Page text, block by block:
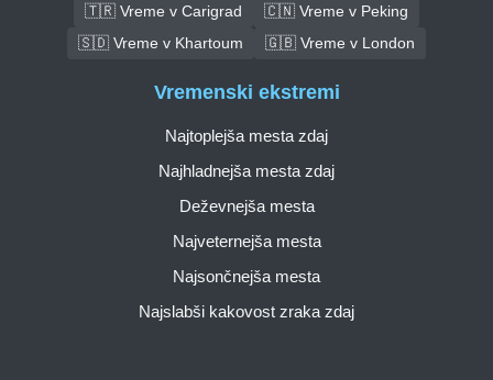
🇹🇷 Vreme v Carigrad
🇨🇳 Vreme v Peking
🇸🇩 Vreme v Khartoum
🇬🇧 Vreme v London
Vremenski ekstremi
Najtoplejša mesta zdaj
Najhladnejša mesta zdaj
Deževnejša mesta
Najveternejša mesta
Najsončnejša mesta
Najslabši kakovost zraka zdaj